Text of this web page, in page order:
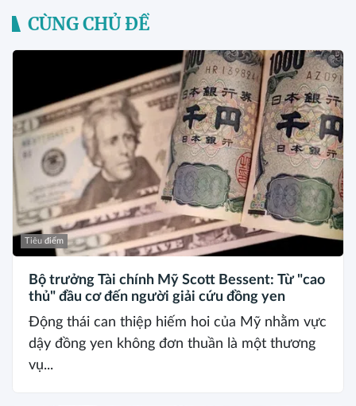
CÙNG CHỦ ĐỀ
Tiêu điểm
Bộ trưởng Tài chính Mỹ Scott Bessent: Từ "cao
thủ" đầu cơ đến người giải cứu đồng yen
Động thái can thiệp hiếm hoi của Mỹ nhằm vực
dậy đồng yen không đơn thuần là một thương
vụ...